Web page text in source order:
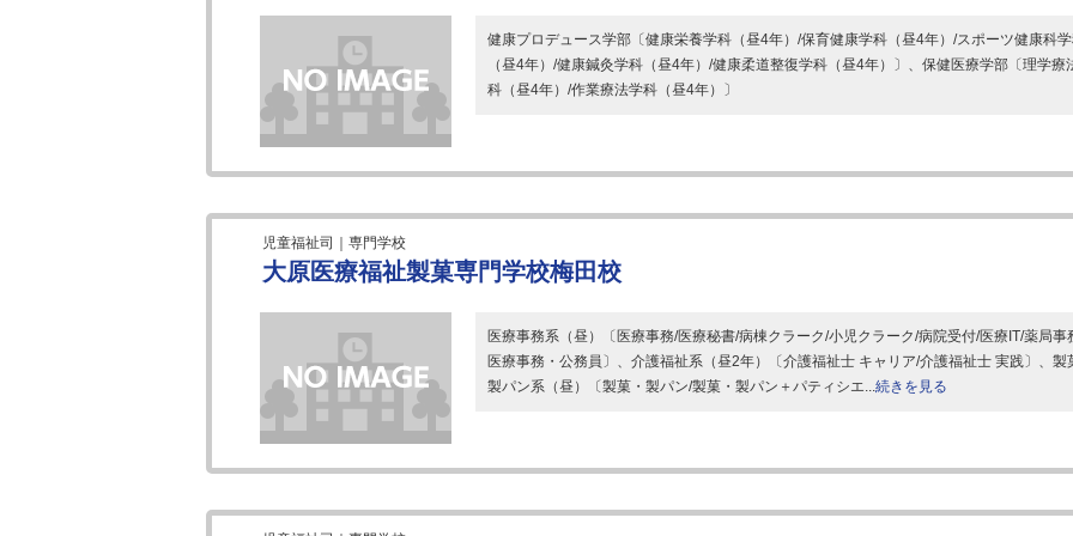
健康プロデュース学部〔健康栄養学科（昼4年）/保育健康学科（昼4年）/スポーツ健康科
（昼4年）/健康鍼灸学科（昼4年）/健康柔道整復学科（昼4年）〕、保健医療学部〔理学療
科（昼4年）/作業療法学科（昼4年）〕
児童福祉司｜専門学校
大原医療福祉製菓専門学校梅田校
医療事務系（昼）〔医療事務/医療秘書/病棟クラーク/小児クラーク/病院受付/医療IT/薬局事
医療事務・公務員〕、介護福祉系（昼2年）〔介護福祉士 キャリア/介護福祉士 実践〕、製
製パン系（昼）〔製菓・製パン/製菓・製パン＋パティシエ...続きを見る